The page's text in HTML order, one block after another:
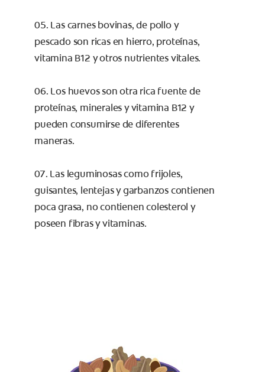
05. Las carnes bovinas, de pollo y
pescado son ricas en hierro, proteínas,
vitamina B12 y otros nutrientes vitales.
06. Los huevos son otra rica fuente de
proteínas, minerales y vitamina B12 y
pueden consumirse de diferentes
maneras.
07. Las leguminosas como frijoles,
guisantes, lentejas y garbanzos contienen
poca grasa, no contienen colesterol y
poseen fibras y vitaminas.